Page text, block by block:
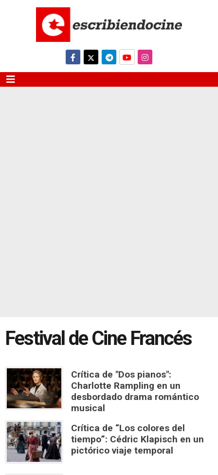
Festival de Cine Francés
Crítica de "Dos pianos":
Charlotte Rampling en un
desbordado drama romántico
musical
Crítica de “Los colores del
tiempo”: Cédric Klapisch en un
pictórico viaje temporal